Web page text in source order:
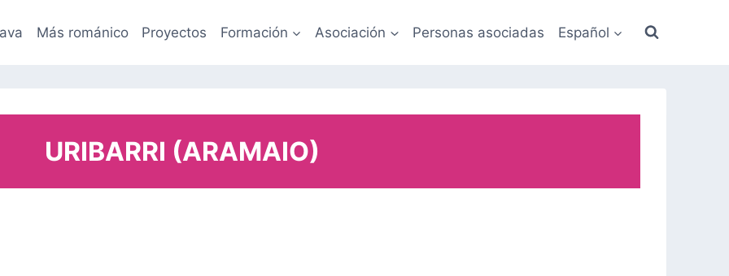
Más románico Proyectos Formación Asociación Personas asociadas Español
URIBARRI (ARAMAIO)